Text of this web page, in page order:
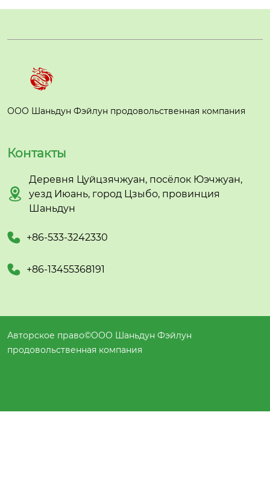
ООО Шаньдун Фэйлун продовольственная компания
Контакты

Деревня Цуйцзячжуан, посёлок Юэчжуан,
уезд Июань, город Цзыбо, провинция
Шаньдун
 +86-533-3242330
 +86-13455368191
Авторское право©ООО Шаньдун Фэйлун
продовольственная компания